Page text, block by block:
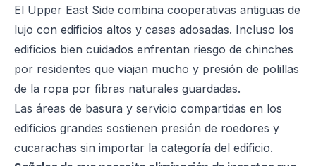
El Upper East Side combina cooperativas antiguas de
lujo con edificios altos y casas adosadas. Incluso los
edificios bien cuidados enfrentan riesgo de chinches
por residentes que viajan mucho y presión de polillas
de la ropa por fibras naturales guardadas.
Las áreas de basura y servicio compartidas en los
edificios grandes sostienen presión de roedores y
cucarachas sin importar la categoría del edificio.